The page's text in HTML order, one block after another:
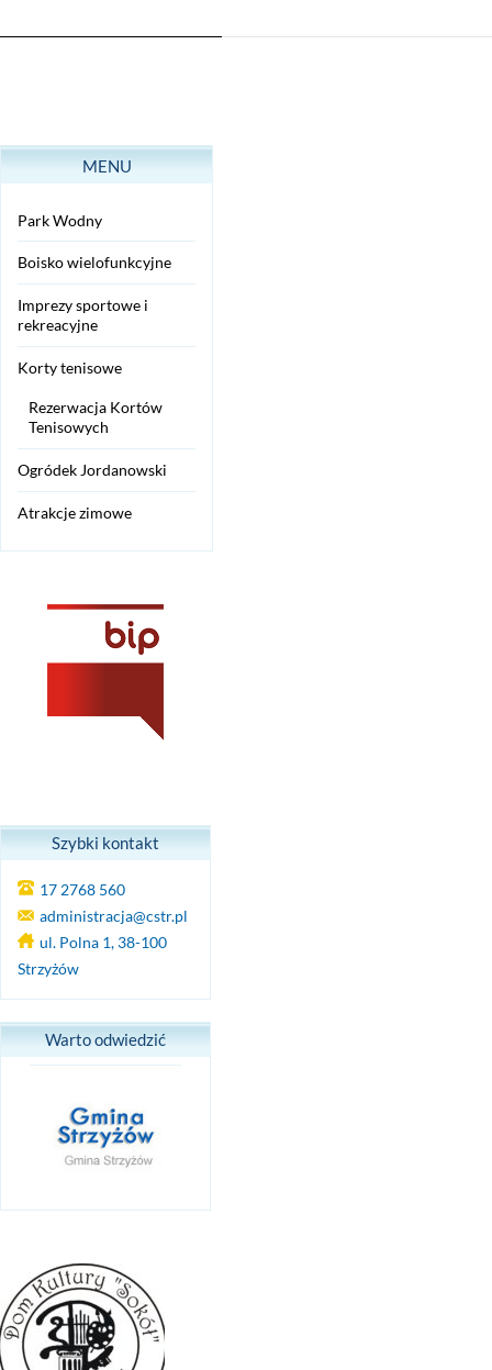
MENU
Park Wodny
Boisko wielofunkcyjne
Imprezy sportowe i
rekreacyjne
Korty tenisowe
Rezerwacja Kortów
Tenisowych
Ogródek Jordanowski
Atrakcje zimowe
Szybki kontakt
17 2768 560
administracja@cstr.pl
ul. Polna 1, 38-100
Strzyżów
Warto odwiedzić